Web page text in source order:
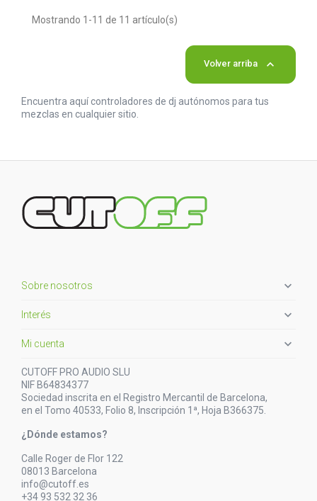
Mostrando 1-11 de 11 artículo(s)
Volver arriba 
Encuentra aquí controladores de dj autónomos para tus
mezclas en cualquier sitio.
Sobre nosotros 
Interés 
Mi cuenta 
CUTOFF PRO AUDIO SLU
NIF B64834377
Sociedad inscrita en el Registro Mercantil de Barcelona,
en el Tomo 40533, Folio 8, Inscripción 1ª, Hoja B366375.
¿Dónde estamos?
Calle Roger de Flor 122
08013 Barcelona
info@cutoff.es
+34 93 532 32 36